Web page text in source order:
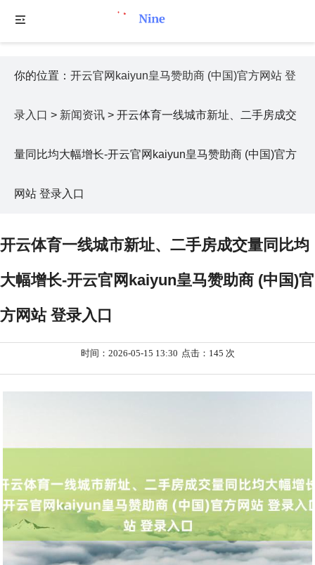
你的位置： 开云官网kaiyun皇马赞助商 (中国)官方网站 登
录入口 > 新闻资讯 > 开云体育一线城市新址、二手房成交
量同比均大幅增长-开云官网kaiyun皇马赞助商 (中国)官方
网站 登录入口
开云体育一线城市新址、二手房成交量同比均
大幅增长-开云官网kaiyun皇马赞助商 (中国)官
方网站 登录入口
时间：2026-05-15 13:30 点击：145 次